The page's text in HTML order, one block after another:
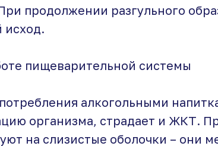
продолжении разгульного
исход.
пищеварительной системы
алкогольными
организма, страдает и ЖКТ.
на слизистые оболочки – они